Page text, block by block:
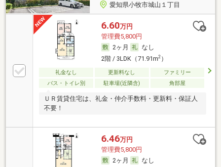
愛知県小牧市城山１丁目
6.60万円
管理費5,800円
2ヶ月
なし
2階 / 3LDK（71.91m2）
礼金なし 更新料なし
ファミリー
バス・トイレ別
駐車場(近隣含) 角部屋
ＵＲ賃貸住宅は、礼金・仲介手数料・更新料・保証人
不要！
6.46万円
管理費5,800円
2ヶ月
なし